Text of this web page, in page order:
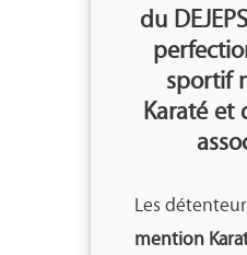
du
sportif
Karaté et
Les
mention